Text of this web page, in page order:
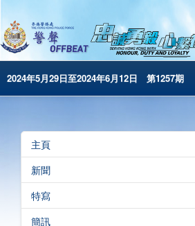
2024年5月29日至2024年6月12日 第1257期
昔日警聲
警務處主頁
简体版
English
主頁
新聞
特寫
簡訊